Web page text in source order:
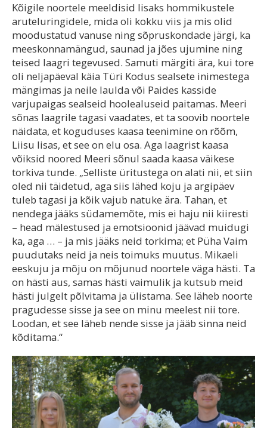
Kõigile noortele meeldisid lisaks hommikustele
aruteluringidele, mida oli kokku viis ja mis olid
moodustatud vanuse ning sõpruskondade järgi, ka
meeskonnamängud, saunad ja jões ujumine ning
teised laagri tegevused. Samuti märgiti ära, kui tore
oli neljapäeval käia Türi Kodus sealsete inimestega
mängimas ja neile laulda või Paides kasside
varjupaigas sealseid hoolealuseid paitamas. Meeri
sõnas laagrile tagasi vaadates, et ta soovib noortele
näidata, et koguduses kaasa teenimine on rõõm,
Liisu lisas, et see on elu osa. Aga laagrist kaasa
võiksid noored Meeri sõnul saada kaasa väikese
torkiva tunde. „Selliste üritustega on alati nii, et siin
oled nii täidetud, aga siis lähed koju ja argipäev
tuleb tagasi ja kõik vajub natuke ära. Tahan, et
nendega jääks südamemõte, mis ei haju nii kiiresti
– head mälestused ja emotsioonid jäävad muidugi
ka, aga … – ja mis jääks neid torkima; et Püha Vaim
puudutaks neid ja neis toimuks muutus. Mikaeli
eeskuju ja mõju on mõjunud noortele väga hästi. Ta
on hästi aus, samas hästi vaimulik ja kutsub meid
hästi julgelt põlvitama ja ülistama. See läheb noorte
pragudesse sisse ja see on minu meelest nii tore.
Loodan, et see läheb nende sisse ja jääb sinna neid
kõditama.“